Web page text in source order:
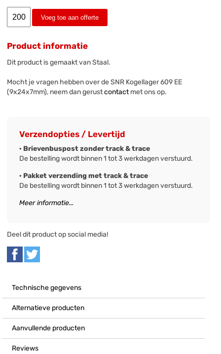
Voeg toe aan offerte
Product informatie
Dit product is gemaakt van Staal.
Mocht je vragen hebben over de SNR Kogellager 609 EE
(9x24x7mm), neem dan gerustcontactmet ons op.
Verzendopties / Levertijd
· Brievenbuspost zonder track & trace
De bestelling wordt binnen 1 tot 3 werkdagen verstuurd.
· Pakket verzending met track & trace
De bestelling wordt binnen 1 tot 3 werkdagen verstuurd.
Meer informatie...
Deel dit product op social media!
Technische gegevens
Alternatieve producten
Aanvullende producten
Reviews